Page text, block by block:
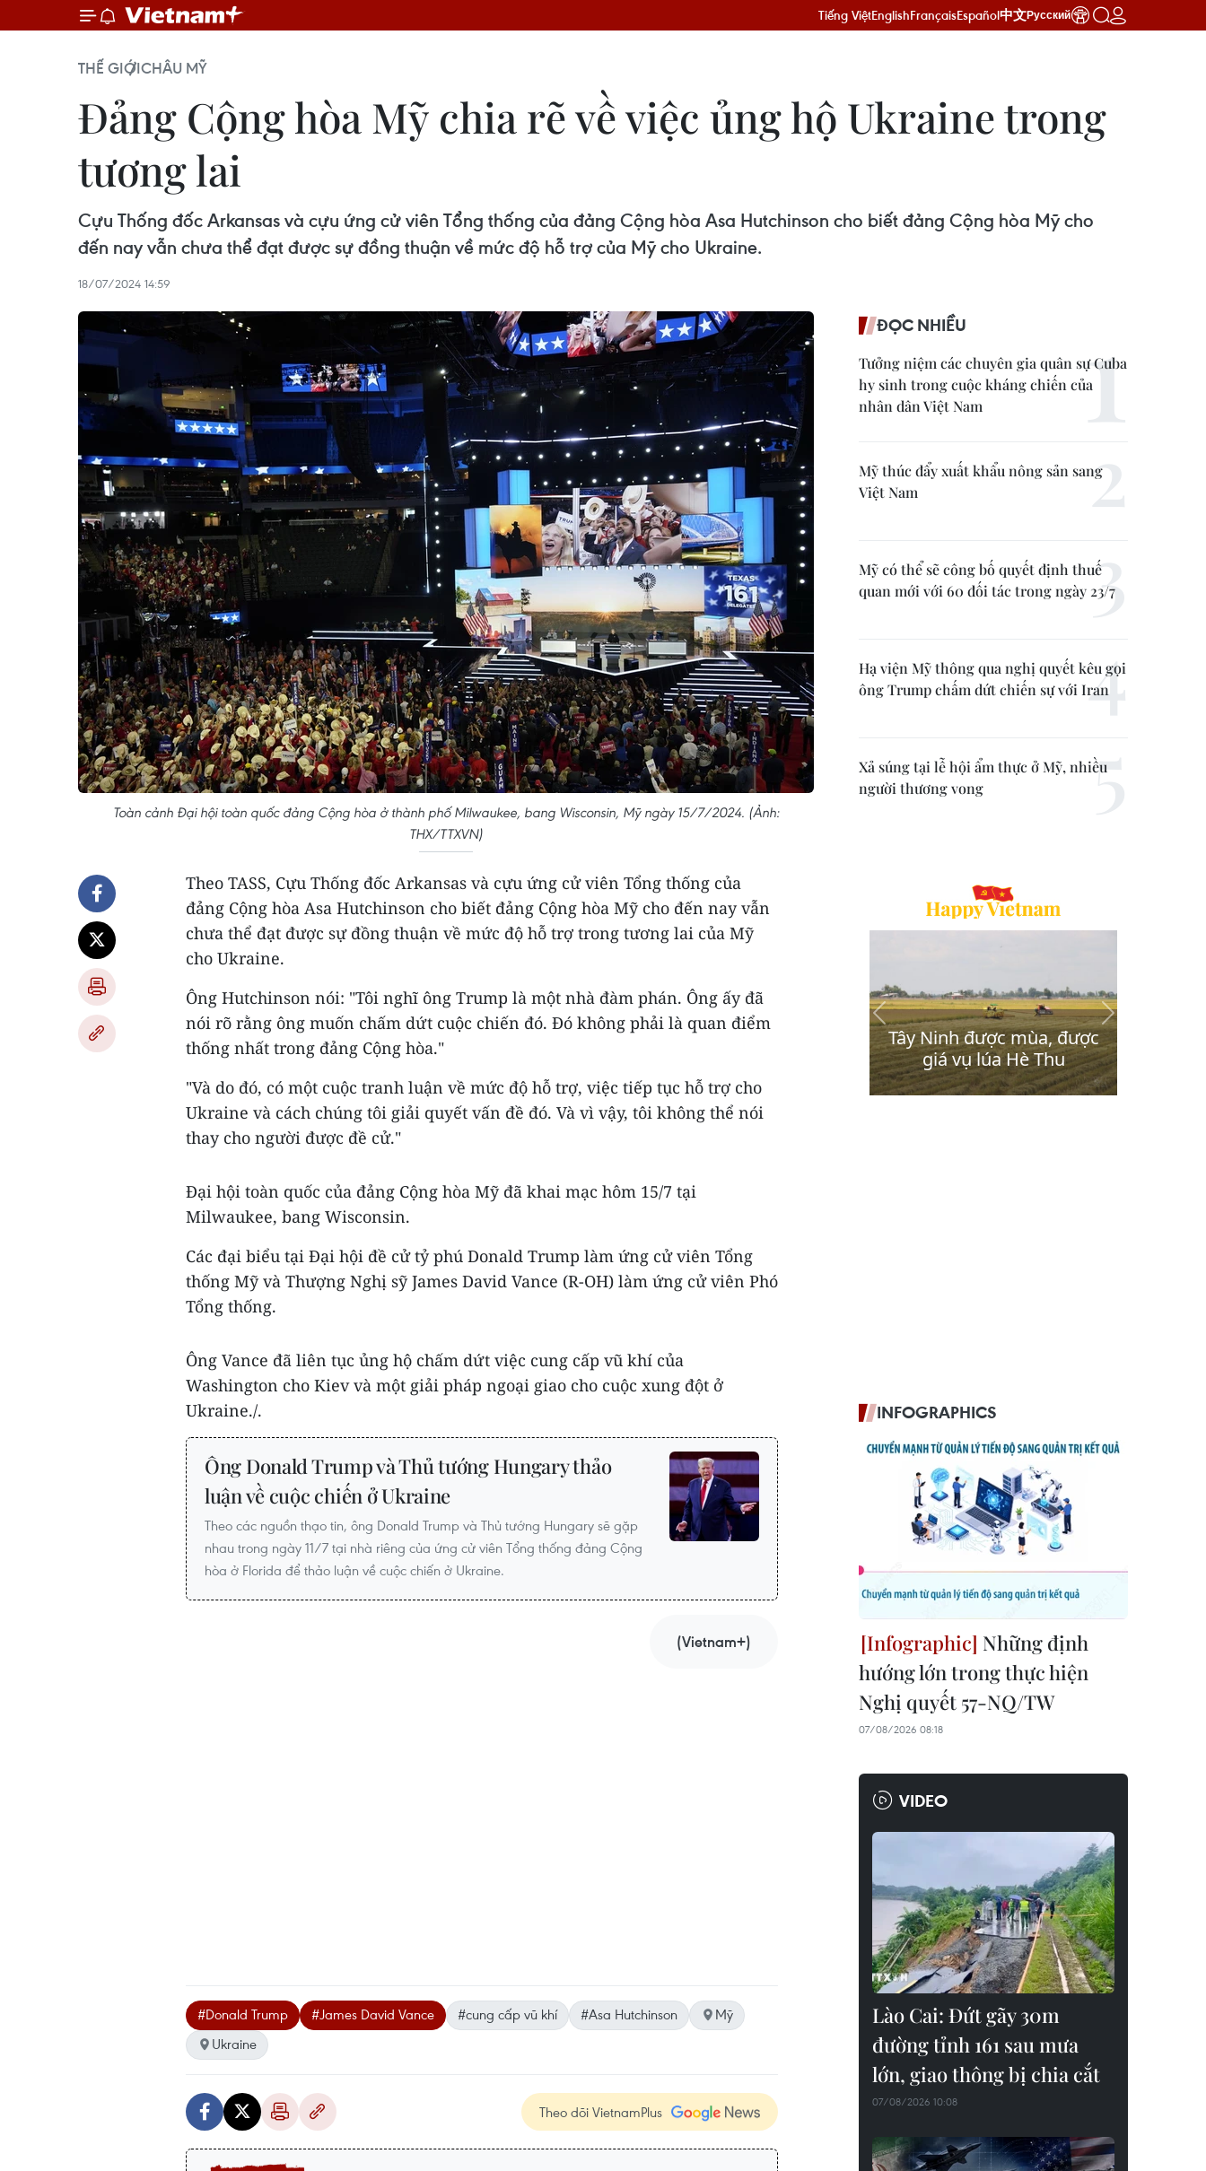
Tiếng ViệtEnglishFrançaisEspañol中文Русский
THẾ GIỚICHÂU MỸ
Đảng Cộng hòa Mỹ chia rẽ về việc ủng hộ Ukraine trong
tương lai
Cựu Thống đốc Arkansas và cựu ứng cử viên Tổng thống của đảng Cộng hòa Asa Hutchinson cho biết đảng Cộng hòa Mỹ cho
đến nay vẫn chưa thể đạt được sự đồng thuận về mức độ hỗ trợ của Mỹ cho Ukraine.
18/07/2024 14:59
Toàn cảnh Đại hội toàn quốc đảng Cộng hòa ở thành phố Milwaukee, bang Wisconsin, Mỹ ngày 15/7/2024. (Ảnh:
THX/TTXVN)
Theo TASS, Cựu Thống đốc Arkansas và cựu ứng cử viên Tổng thống của
đảng Cộng hòa Asa Hutchinson cho biết đảng Cộng hòa Mỹ cho đến nay vẫn
chưa thể đạt được sự đồng thuận về mức độ hỗ trợ trong tương lai của Mỹ
cho Ukraine.
Ông Hutchinson nói: "Tôi nghĩ ông Trump là một nhà đàm phán. Ông ấy đã
nói rõ rằng ông muốn chấm dứt cuộc chiến đó. Đó không phải là quan điểm
thống nhất trong đảng Cộng hòa."
"Và do đó, có một cuộc tranh luận về mức độ hỗ trợ, việc tiếp tục hỗ trợ cho
Ukraine và cách chúng tôi giải quyết vấn đề đó. Và vì vậy, tôi không thể nói
thay cho người được đề cử."
Đại hội toàn quốc của đảng Cộng hòa Mỹ đã khai mạc hôm 15/7 tại
Milwaukee, bang Wisconsin.
Các đại biểu tại Đại hội đề cử tỷ phú Donald Trump làm ứng cử viên Tổng
thống Mỹ và Thượng Nghị sỹ James David Vance (R-OH) làm ứng cử viên Phó
Tổng thống.
Ông Vance đã liên tục ủng hộ chấm dứt việc cung cấp vũ khí của
Washington cho Kiev và một giải pháp ngoại giao cho cuộc xung đột ở
Ukraine./.
Ông Donald Trump và Thủ tướng Hungary thảo
luận về cuộc chiến ở Ukraine
Theo các nguồn thạo tin, ông Donald Trump và Thủ tướng Hungary sẽ gặp
nhau trong ngày 11/7 tại nhà riêng của ứng cử viên Tổng thống đảng Cộng
hòa ở Florida để thảo luận về cuộc chiến ở Ukraine.
(Vietnam+)
#Donald Trump #James David Vance #cung cấp vũ khí #Asa Hutchinson
Mỹ
Ukraine
Theo dõi VietnamPlus
ĐỌC NHIỀU
Tưởng niệm các chuyên gia quân sự Cuba
hy sinh trong cuộc kháng chiến của
nhân dân Việt Nam
Mỹ thúc đẩy xuất khẩu nông sản sang
Việt Nam
Mỹ có thể sẽ công bố quyết định thuế
quan mới với 60 đối tác trong ngày 23/7
Hạ viện Mỹ thông qua nghị quyết kêu gọi
ông Trump chấm dứt chiến sự với Iran
Xả súng tại lễ hội ẩm thực ở Mỹ, nhiều
người thương vong
INFOGRAPHICS
Những định
hướng lớn trong thực hiện
Nghị quyết 57-NQ/TW
07/08/2026 08:18
VIDEO
Lào Cai: Đứt gãy 30m
đường tỉnh 161 sau mưa
lớn, giao thông bị chia cắt
07/08/2026 10:08